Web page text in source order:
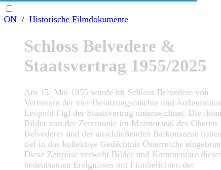
ON / Historische Filmdokumente
Schloss Belvedere &
Staatsvertrag 1955/2025
Am 15. Mai 1955 wurde im Schloss Belvedere von
Vertretern der vier Besatzungsmächte und
Leopold Figl der Staatsvertrag unterzeichnet. Die
Bilder von der Zeremonie im Marmorsaal des Oberen
Belvederes und der anschließenden Balkonszene
tief in das kollektive Gedächtnis Österreichs
Diese Zeitreise verwebt Bilder und Kommentare
bedeutsamen Ereignisses mit Filmberichten der